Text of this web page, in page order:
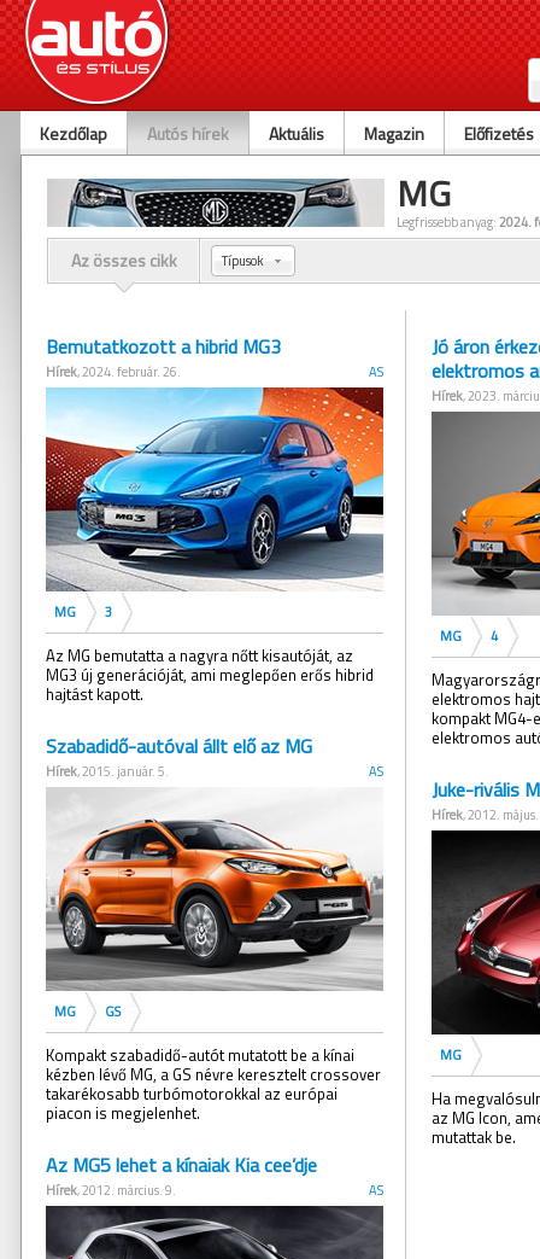
Kezdőlap Autós hírek Aktuális Magazin Előfizetés
MG
Legfrissebb anyag:2024.
Az összes cikk Típusok
Bemutatkozott a hibrid MG3
Hírek, 2024. február. 26. AS
MG 3
Az MG bemutatta a nagyra nőtt kisautóját, az
MG3 új generációját, ami meglepően erős hibrid
hajtást kapott.
Szabadidő-autóval állt elő az MG
Hírek, 2015. január. 5. AS
MG GS
Kompakt szabadidő-autót mutatott be a kínai
kézben lévő MG, a GS névre keresztelt crossover
takarékosabb turbómotorokkal az európai
piacon is megjelenhet.
Az MG5 lehet a kínaiak Kia cee’dje
Hírek, 2012. március. 9. AS
Jó áron
elektromos
Hírek, 2023.
MG 4
elektromos
kompakt
elektromos
Juke-rivális
Hírek, 2012.
MG
Ha
az MG Icon,
mutattak be.